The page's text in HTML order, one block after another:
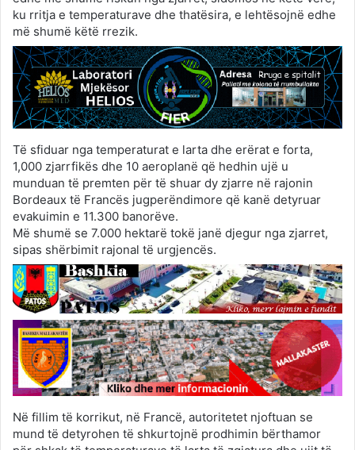
ku rritja e temperaturave dhe thatësira, e lehtësojnë edhe
më shumë këtë rrezik.
Të sfiduar nga temperaturat e larta dhe erërat e forta,
1,000 zjarrfikës dhe 10 aeroplanë që hedhin ujë u
munduan të premten për të shuar dy zjarre në rajonin
Bordeaux të Francës jugperëndimore që kanë detyruar
evakuimin e 11.300 banorëve.
Më shumë se 7.000 hektarë tokë janë djegur nga zjarret,
sipas shërbimit rajonal të urgjencës.
Në fillim të korrikut, në Francë, autoritetet njoftuan se
mund të detyrohen të shkurtojnë prodhimin bërthamor